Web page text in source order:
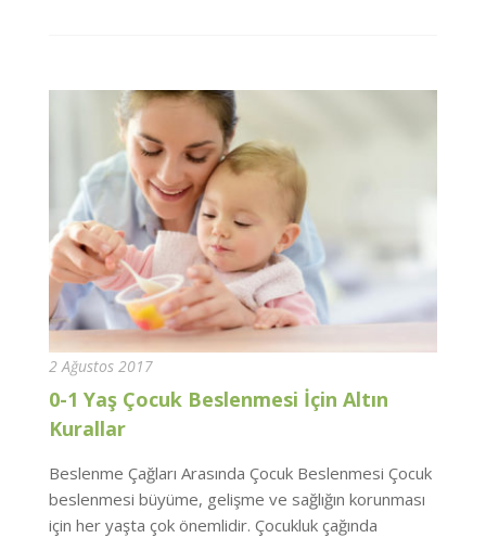
2 Ağustos 2017
0-1 Yaş Çocuk Beslenmesi İçin Altın
Kurallar
Beslenme Çağları Arasında Çocuk Beslenmesi Çocuk
beslenmesi büyüme, gelişme ve sağlığın korunması
için her yaşta çok önemlidir. Çocukluk çağında